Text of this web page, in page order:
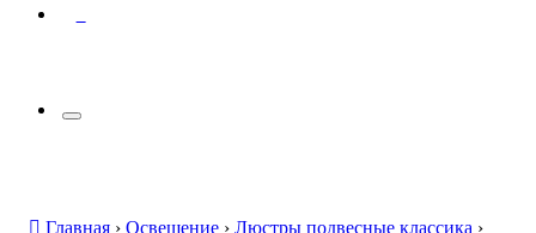
Главная › Освещение › Люстры подвесные классика ›